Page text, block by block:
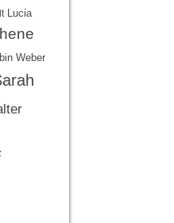
Lucia
Weber